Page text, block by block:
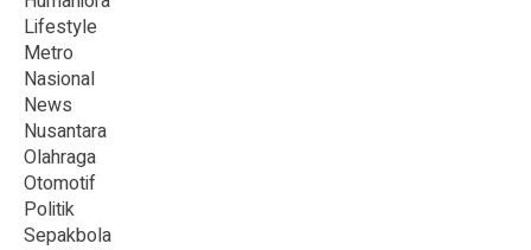
Lifestyle
Metro
Nasional
News
Nusantara
Olahraga
Otomotif
Politik
Sepakbola